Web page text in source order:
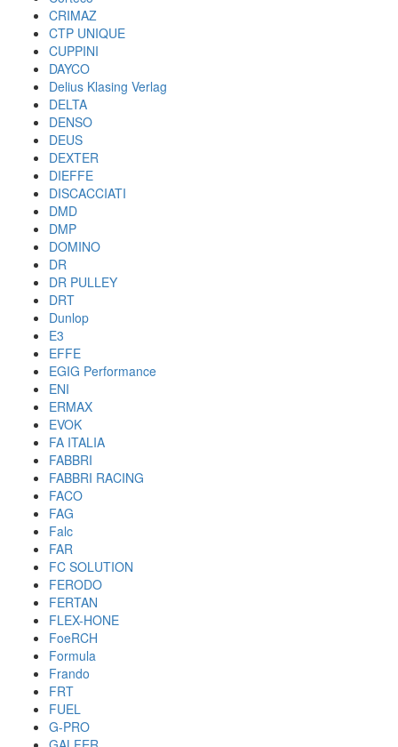
CRIMAZ
CTP UNIQUE
CUPPINI
DAYCO
Delius Klasing Verlag
DELTA
DENSO
DEUS
DEXTER
DIEFFE
DISCACCIATI
DMD
DMP
DOMINO
DR
DR PULLEY
DRT
Dunlop
E3
EFFE
EGIG Performance
ENI
ERMAX
EVOK
FA ITALIA
FABBRI
FABBRI RACING
FACO
FAG
Falc
FAR
FC SOLUTION
FERODO
FERTAN
FLEX-HONE
FoeRCH
Formula
Frando
FRT
FUEL
G-PRO